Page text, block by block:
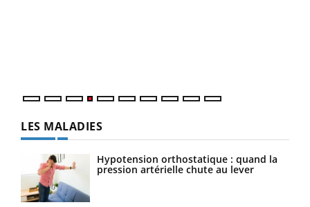
LES MALADIES
Hypotension orthostatique : quand la
pression artérielle chute au lever